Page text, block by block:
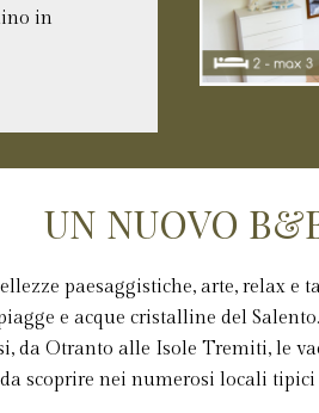
in
UN NUOVO
paesaggistiche, arte, relax
e acque cristalline del
da Otranto alle Isole Tremiti, le
scoprire nei numerosi locali